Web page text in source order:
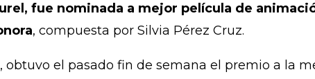
fue nominada a mejor película de
, compuesta por Silvia Pérez Cruz.
obtuvo el pasado fin de semana el premio a la